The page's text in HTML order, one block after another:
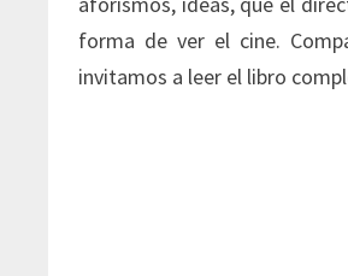
forma de ver el cine.
invitamos a leer el libro